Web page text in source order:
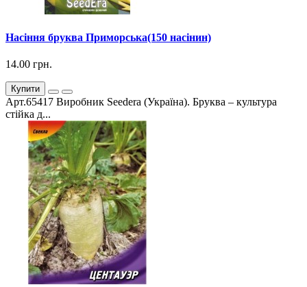
Насіння бруква Приморська(150 насінин)
14.00 грн.
Купити
Арт.65417 Виробник Seedera (Україна). Бруква – культура
стійка д...